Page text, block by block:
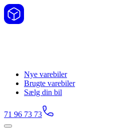
Nye varebiler
Brugte varebiler
Sælg din bil
71 96 73 73